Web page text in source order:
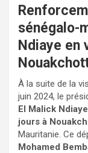
sénégalo-
Ndiaye en
À la suite de la
juin 2024, le
El Malick Ndiaye
jours à
Mauritanie. Ce
Mohamed